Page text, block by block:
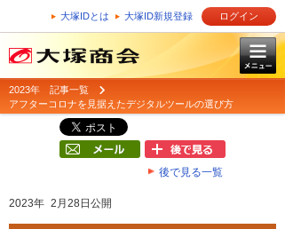
大塚IDとは 大塚ID新規登録 ログイン
2023年 記事一覧
アフターコロナを見据えたデジタルツールの選び方
後で見る一覧
2023年 2月28日公開